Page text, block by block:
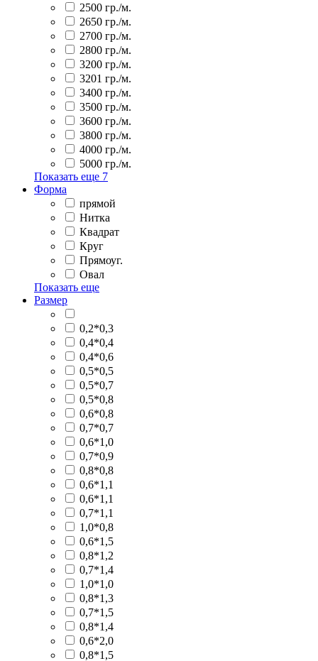
2500 гр./м.
2650 гр./м.
2700 гр./м.
2800 гр./м.
3200 гр./м.
3201 гр./м.
3400 гр./м.
3500 гр./м.
3600 гр./м.
3800 гр./м.
4000 гр./м.
5000 гр./м.
Показать еще 7
Форма
прямой
Нитка
Квадрат
Круг
Прямоуг.
Овал
Показать еще
Размер
0,2*0,3
0,4*0,4
0,4*0,6
0,5*0,5
0,5*0,7
0,5*0,8
0,6*0,8
0,7*0,7
0,6*1,0
0,7*0,9
0,8*0,8
0,6*1,1
0,6*1,1
0,7*1,1
1,0*0,8
0,6*1,5
0,8*1,2
0,7*1,4
1,0*1,0
0,8*1,3
0,7*1,5
0,8*1,4
0,6*2,0
0,8*1,5